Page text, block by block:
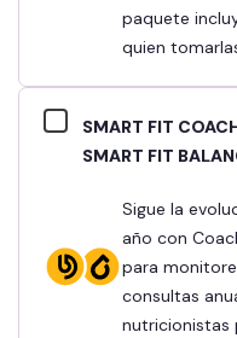
paquete
quien
SMART FIT
SMART FIT
Sigue la evolución de tu cuerpo a lo largo del
año con
para
consultas
nutricionistas